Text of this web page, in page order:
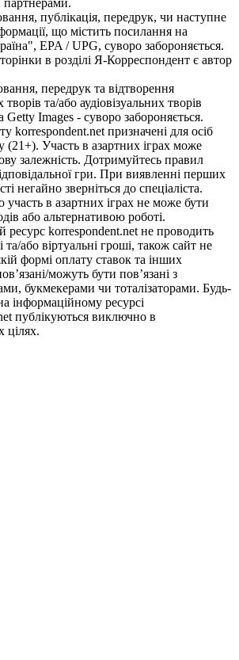
публікація, передрук, чи наступне
що містить посилання на
EPA / UPG, суворо забороняється.
в розділі Я-Корреспондент є автор
передрук та відтворення
та/або аудіовізуальних творів
Getty Images - суворо забороняється.
korrespondent.net призначені для осіб
(21+). Участь в азартних іграх може
залежність. Дотримуйтесь правил
гри. При виявленні перших
негайно зверніться до спеціаліста.
в азартних іграх не може бути
або альтернативою роботі.
ресурс korrespondent.net не проводить
та/або віртуальні гроші, також сайт не
формі оплату ставок та інших
можуть бути пов’язані з
букмекерами чи тоталізаторами. Будь-
інформаційному ресурсі
публікуються виключно в
цілях.